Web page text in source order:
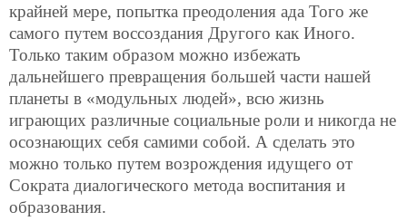
крайней мере, попытка преодоления ада Того же
самого путем воссоздания Другого как Иного.
Только таким образом можно избежать
дальнейшего превращения большей части нашей
планеты в «модульных людей», всю жизнь
играющих различные социальные роли и никогда не
осознающих себя самими собой. А сделать это
можно только путем возрождения идущего от
Сократа диалогического метода воспитания и
образования.